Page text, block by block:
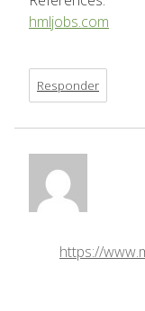
hmljobs.com
Responder
https://